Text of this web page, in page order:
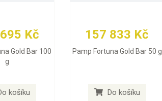
Kč
Gold Bar 100
g
košíku
157 833 Kč
Pamp Fortuna Gold Bar 50 g
Do košíku